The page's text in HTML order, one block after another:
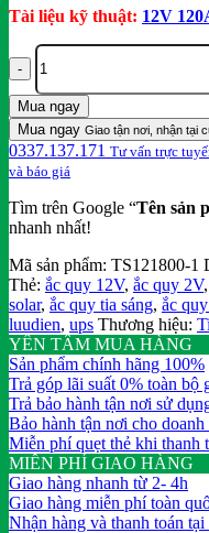
Tài liệu kỹ thuật: 12V
Ắc
Quy
Kín
Khí
Tia
Sáng
TS121200
120Ah)
-
Điện
Tin
Cậy
số
lượng
Mua ngay
Mua ngay Giao tận nơi, nhận tại
0337.137.171 Tư vấn trực
và báo giá
Tìm trên Google “Tên sản
nhanh nhất!
Mã sản phẩm: TS121800-1
Thẻ: ắc quy 12V, ắc quy 2V,
solar, ắc quy tia sáng, ắc
luudien, ups Thương hiệu:
YÊN TÂM MUA HÀNG
Sản phẩm chính hãng 100%
Trả góp lãi suất 0% toàn bộ
Trả bảo hành tận nơi sử
Bảo hành tận nơi cho doanh
Miễn phí quẹt thẻ khi thanh
MIỄN PHÍ GIAO HÀNG
Giao hàng nhanh từ 2- 4h
Giao hàng miễn phí toàn
Nhận hàng và thanh toán tại